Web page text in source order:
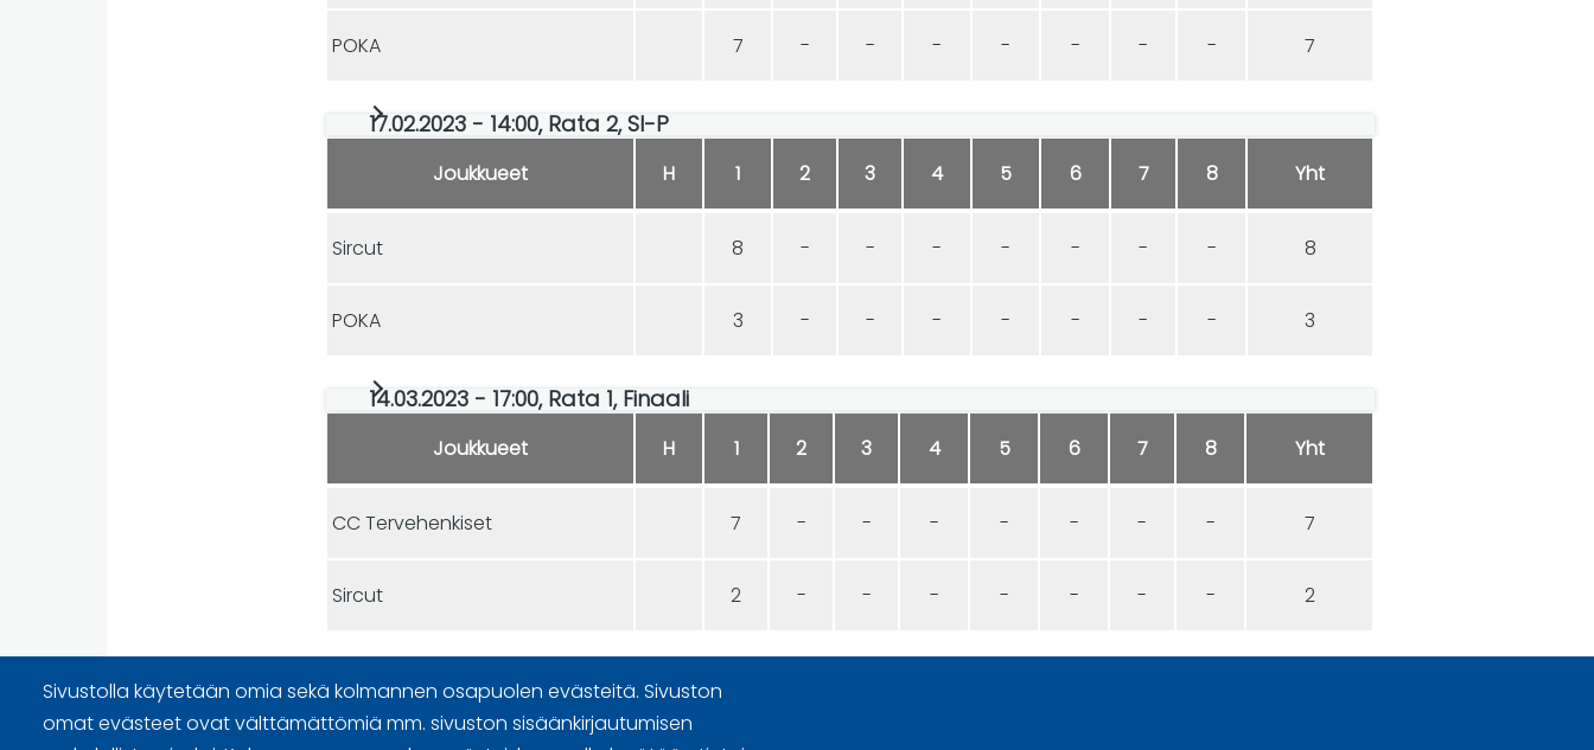
POKA 7 - - - - - - - 7
17.02.2023 - 14:00, Rata 2, SI-P
Joukkueet H 1 2 3 4 5 6 7 8 Yht
Sircut 8 - - - - - - - 8
POKA 3 - - - - - - - 3
14.03.2023 - 17:00, Rata 1, Finaali
Joukkueet H 1 2 3 4 5 6 7 8 Yht
CC Tervehenkiset 7 - - - - - - - 7
Sircut 2 - - - - - - - 2
Sivustolla käytetään omia sekä kolmannen osapuolen evästeitä. Sivuston
omat evästeet ovat välttämättömiä mm. sivuston sisäänkirjautumisen